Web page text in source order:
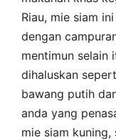
Riau, mie siam
dengan
mentimun selain
dihaluskan
bawang putih
anda yang
mie siam